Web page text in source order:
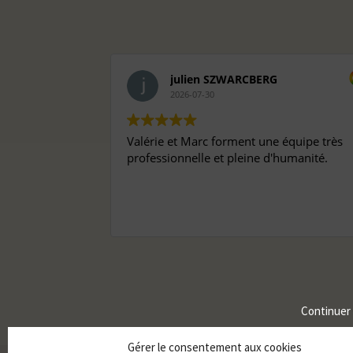
Gérer le consentement aux cookies
Continuer
julien SZWARCBERG
2026-07-30
Valérie et Marc forment une équipe très
professionnelle et pleine d'humanité.